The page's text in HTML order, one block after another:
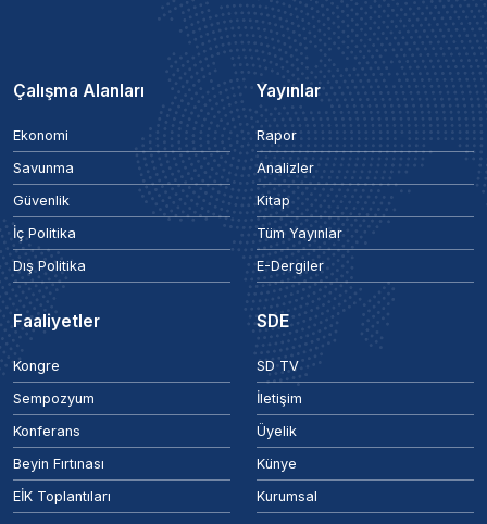
Çalışma Alanları
Ekonomi
Savunma
Güvenlik
İç Politika
Dış Politika
Yayınlar
Rapor
Analizler
Kitap
Tüm Yayınlar
E-Dergiler
Faaliyetler
Kongre
Sempozyum
Konferans
Beyin Fırtınası
EİK Toplantıları
SDE
SD TV
İletişim
Üyelik
Künye
Kurumsal